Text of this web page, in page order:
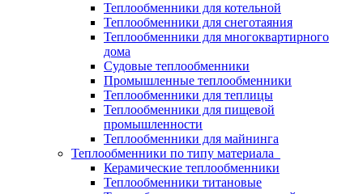
Теплообменники для котельной
Теплообменники для снеготаяния
Теплообменники для многоквартирного
дома
Судовые теплообменники
Промышленные теплообменники
Теплообменники для теплицы
Теплообменники для пищевой
промышленности
Теплообменники для майнинга
Теплообменники по типу материала
Керамические теплообменники
Теплообменники титановые